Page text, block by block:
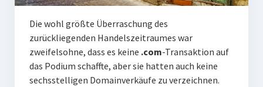
Die wohl größte Überraschung des
zurückliegenden Handelszeitraumes war
zweifelsohne, dass es keine .com-Transaktion auf
das Podium schaffte, aber sie hatten auch keine
sechsstelligen Domainverkäufe zu verzeichnen.